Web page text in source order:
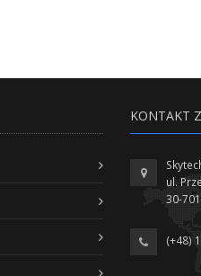
KONTAKT
ul.
30-
(+48)